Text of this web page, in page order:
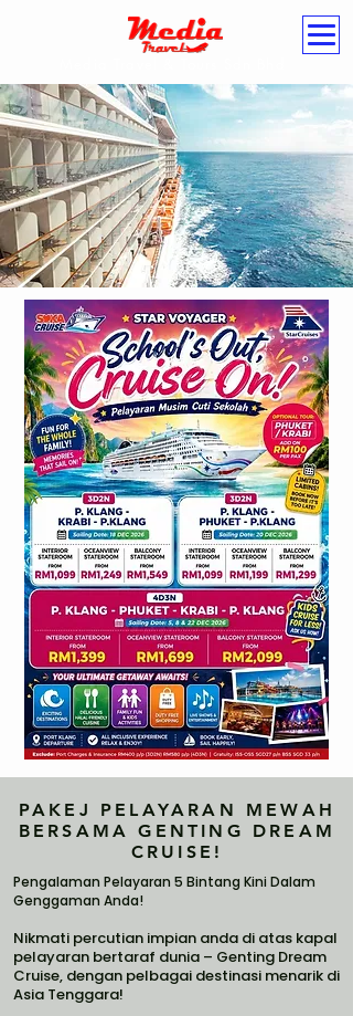
PAKEJ PELAYARAN MEWAH
BERSAMA GENTING DREAM
CRUISE!
Pengalaman Pelayaran 5 Bintang Kini Dalam
Genggaman Anda!
Nikmati percutian impian anda di atas kapal
pelayaran bertaraf dunia – Genting Dream
Cruise, dengan pelbagai destinasi menarik di
Asia Tenggara!